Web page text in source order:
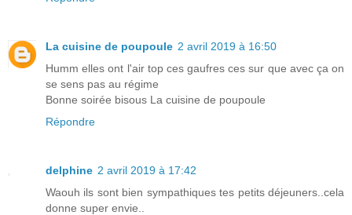
La cuisine de poupoule 2 avril 2019 à 16:50
Humm elles ont l'air top ces gaufres ces sur que avec ça on
se sens pas au régime
Bonne soirée bisous La cuisine de poupoule
Répondre
delphine 2 avril 2019 à 17:42
Waouh ils sont bien sympathiques tes petits déjeuners..cela
donne super envie..